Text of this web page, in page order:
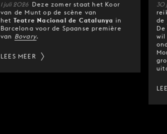
1 juli 2026 Deze zomer staat het Koor
van de Munt op de scène van
het Teatre Nacional de Catalunya in
Barcelona voor de Spaanse première
van Bovary.
LEES MEER
30
de
wil